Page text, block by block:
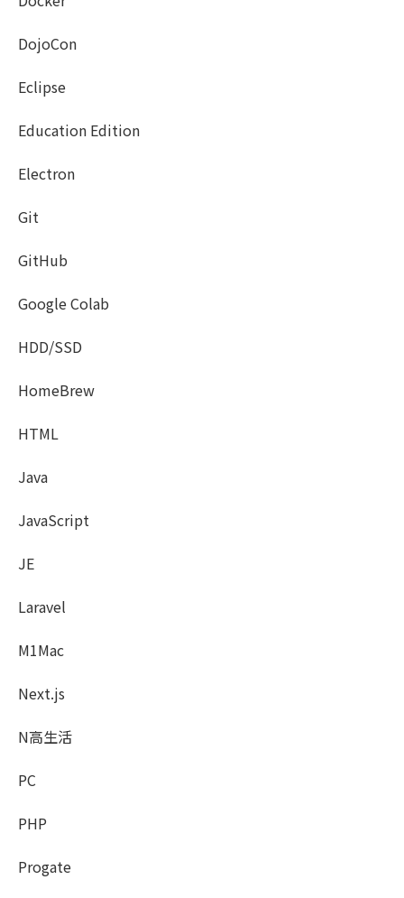
DojoCon
Eclipse
Education Edition
Electron
Git
GitHub
Google Colab
HDD/SSD
HomeBrew
HTML
Java
JavaScript
JE
Laravel
M1Mac
Next.js
N高生活
PC
PHP
Progate